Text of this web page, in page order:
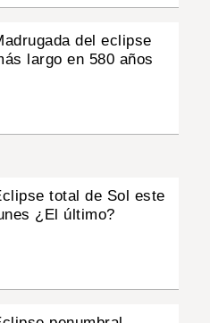
del eclipse
largo en 580 años
total de Sol este
¿El último?